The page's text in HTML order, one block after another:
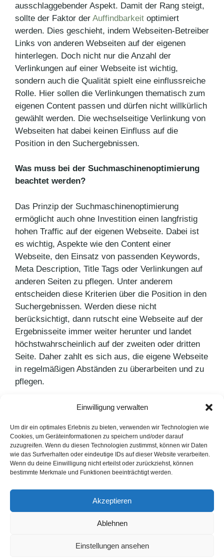
Einwilligung verwalten
Um dir ein optimales Erlebnis zu bieten, verwenden wir Technologien wie
Cookies, um Geräteinformationen zu speichern und/oder darauf
zuzugreifen. Wenn du diesen Technologien zustimmst, können wir Daten
wie das Surfverhalten oder eindeutige IDs auf dieser Website verarbeiten.
Wenn du deine Einwilligung nicht erteilst oder zurückziehst, können
bestimmte Merkmale und Funktionen beeinträchtigt werden.
Akzeptieren
Ablehnen
Einstellungen ansehen
ausschlaggebender Aspekt. Damit der Rang steigt,
sollte der Faktor der Auffindbarkeit optimiert
werden. Dies geschieht, indem Webseiten-Betreiber
Links von anderen Webseiten auf der eigenen
hinterlegen. Doch nicht nur die Anzahl der
Verlinkungen auf einer Webseite ist wichtig,
sondern auch die Qualität spielt eine einflussreiche
Rolle. Hier sollen die Verlinkungen thematisch zum
eigenen Content passen und dürfen nicht willkürlich
gewählt werden. Die wechselseitige Verlinkung von
Webseiten hat dabei keinen Einfluss auf die
Position in den Suchergebnissen.
Was muss bei der Suchmaschinenoptimierung
beachtet werden?
Das Prinzip der Suchmaschinenoptimierung
ermöglicht auch ohne Investition einen langfristig
hohen Traffic auf der eigenen Webseite. Dabei ist
es wichtig, Aspekte wie den Content einer
Webseite, den Einsatz von passenden Keywords,
Meta Description, Title Tags oder Verlinkungen auf
anderen Seiten zu pflegen. Unter anderem
entscheiden diese Kriterien über die Position in den
Suchergebnissen. Werden diese nicht
berücksichtigt, dann rutscht eine Webseite auf der
Ergebnisseite immer weiter herunter und landet
höchstwahrscheinlich auf der zweiten oder dritten
Seite. Daher zahlt es sich aus, die eigene Webseite
in regelmäßigen Abständen zu überarbeiten und zu
pflegen.
Schlagwörter
Suchmaschinenoptimierung
3 SOS-Tipps für wintermüde Hände
Gesunde Ernährung geht auch lecker
English Version
FAQ